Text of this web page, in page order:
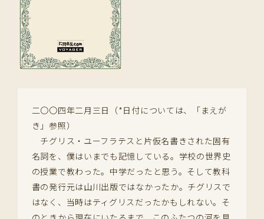
二〇〇四年二月三日（*日付については、「まえが
き」参照）
チグリス・ユーフラテスと片仮名書きされた固有
名詞を、僕はいまでも記憶している。学校の世界史
の授業で教わった。中学だったと思う。そして教科
書の発行元は山川出版ではなかったか。チグリスで
はなく、当時はティグリスだったかもしれない。そ